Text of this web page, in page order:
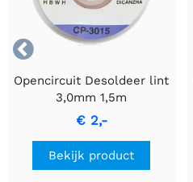

Opencircuit Desoldeer lint
3,0mm 1,5m
€ 2,-
Bekijk product